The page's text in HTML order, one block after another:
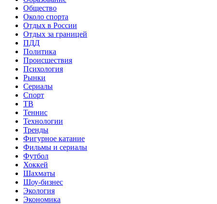
Общество
Около спорта
Отдых в России
Отдых за границей
ПДД
Политика
Происшествия
Психология
Рынки
Сериалы
Спорт
ТВ
Теннис
Технологии
Тренды
Фигурное катание
Фильмы и сериалы
Футбол
Хоккей
Шахматы
Шоу-бизнес
Экология
Экономика